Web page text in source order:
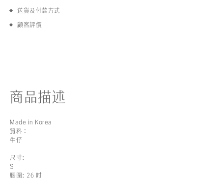
送貨及付款方式
顧客評價
商品描述
Made in Korea
質料：
牛仔
尺寸:
S
腰圍: 26 吋